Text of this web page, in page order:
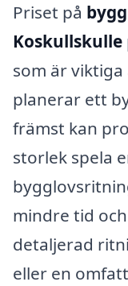
Priset på
Koskullskulle
som är
planerar ett
främst kan
storlek spela
mindre tid
detaljerad
eller en